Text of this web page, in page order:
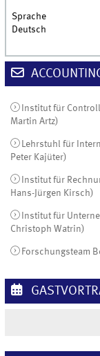
Sprache
Deutsch
Institut für
Martin Artz)
Lehrstuhl für
Peter Kajüter)
Institut für
Hans-Jürgen Kirsch)
Institut für
Christoph Watrin)
Forschungsteam